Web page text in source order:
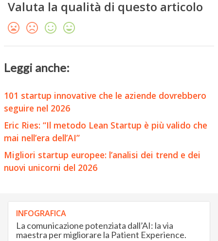
Valuta la qualità di questo articolo
Leggi anche:
101 startup innovative che le aziende dovrebbero
seguire nel 2026
Eric Ries: “Il metodo Lean Startup è più valido che
mai nell’era dell’AI”
Migliori startup europee: l’analisi dei trend e dei
nuovi unicorni del 2026
INFOGRAFICA
La comunicazione potenziata dall’AI: la via
maestra per migliorare la Patient Experience.